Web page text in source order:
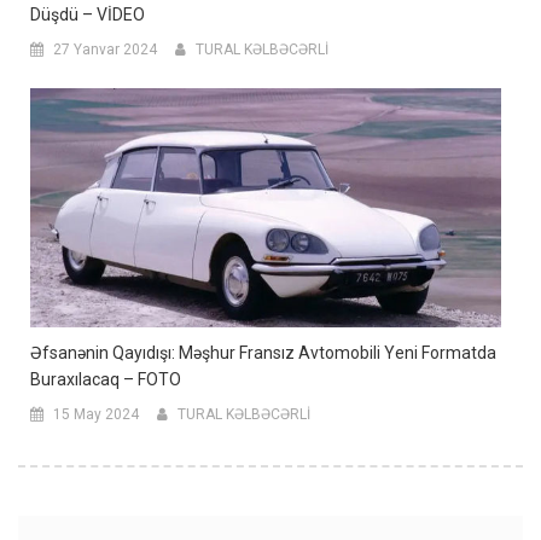
Düşdü – VİDEO
27 Yanvar 2024 TURAL KƏLBƏCƏRLİ
Əfsanənin Qayıdışı: Məşhur Fransız Avtomobili Yeni Formatda
Buraxılacaq – FOTO
15 May 2024 TURAL KƏLBƏCƏRLİ